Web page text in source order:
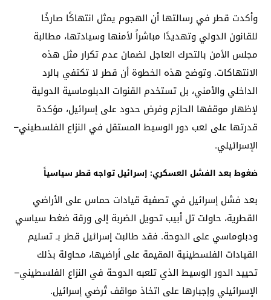
وأكدت قطر في رسالتها أن الهجوم يمثل انتهاكًا صارخًا
للقانون الدولي وتهديدًا مباشراً لأمنها وسيادتها، مطالبة
مجلس الأمن بالتحرك العاجل لضمان عدم تكرار مثل هذه
الانتهاكات. وتوضح هذه الخطوة أن قطر لا تكتفي بالرد
الداخلي والأمني، بل تستخدم القنوات الدبلوماسية الدولية
لإظهار موقفها الحازم وفرض حدود على إسرائيل، مؤكدة
قدرتها على لعب دور الوسيط المستقل في النزاع الفلسطيني–
الإسرائيلي.
ضغوط بعد الفشل العسكري: إسرائيل تواجه قطر سياسياً
بعد فشل إسرائيل في تصفية قيادات حماس على الأراضي
القطرية، حاولت تل أبيب تحويل الضربة إلى ورقة ضغط سياسي
ودبلوماسي على الدوحة. فقد طالبت إسرائيل قطر بـ تسليم
القيادات الفلسطينية المقيمة على أراضيها، محاولة بذلك
تحييد الدور الوسيط الذي تلعبه الدوحة في النزاع الفلسطيني–
الإسرائيلي وإجبارها على اتخاذ مواقف تُرضي إسرائيل.